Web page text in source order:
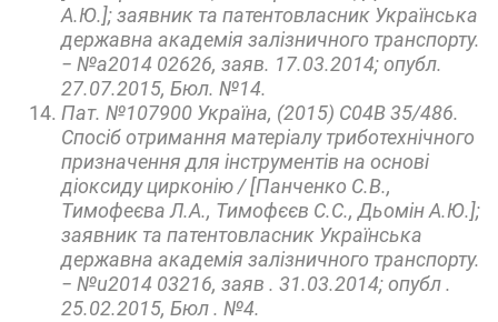
А.Ю.]; заявник та патентовласник Українська
державна академія залізничного транспорту.
− №а2014 02626, заяв. 17.03.2014; опубл.
27.07.2015, Бюл. №14.
Пат. №107900 Україна, (2015) С04В 35/486.
Спосіб отримання матеріалу триботехнічного
призначення для інструментів на основі
діоксиду цирконію / [Панченко С.В.,
Тимофеєва Л.А., Тимофєєв С.С., Дьомін А.Ю.];
заявник та патентовласник Українська
державна академія залізничного транспорту.
− №u2014 03216, заяв . 31.03.2014; опубл .
25.02.2015, Бюл . №4.